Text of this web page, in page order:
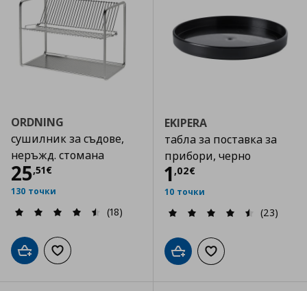
ORDNING
сушилник за съдове,
неръжд. стомана
25,51€
Цена
130 точки
(18)
Добави в кошницата
Добави към списъка с любими
EKIPERA
табла за поставка за
прибори, черно
1 ,02€
Цена
10 точки
(23)
Добави в кошницата
Добави към